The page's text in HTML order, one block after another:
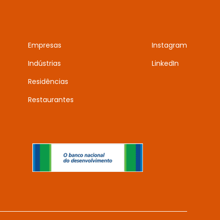
Empresas
Indústrias
Residências
Restaurantes
Instagram
LinkedIn